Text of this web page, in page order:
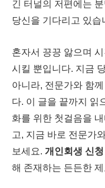
긴 터널의 저편에는
당신을 기다리고 있습
혼자서 끙끙 앓으며
시킬 뿐입니다. 지금
아니라, 전문가와 함께
다. 이 글을 끝까지 읽
화를 위한 첫걸음을
고, 지금 바로 전문가
보세요. 개인회생 신
해 존재하는 든든한